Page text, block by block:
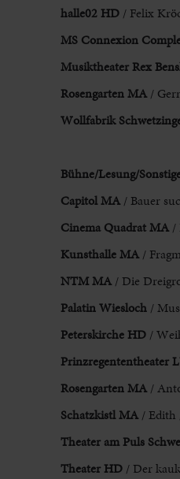
halle02 HD / Felix
MS Connexion
Musiktheater Rex
Rosengarten MA/
Wollfabrik
Bühne/Lesung/
Capitol MA/ Bauer
Cinema Quadrat MA/
Kunsthalle MA /
NTM MA / Die
Palatin Wiesloch/
Peterskirche HD /
Prinzregententheater
Rosengarten MA/
Schatzkistl MA / Edith
Theater am Puls
Theater HD / Der